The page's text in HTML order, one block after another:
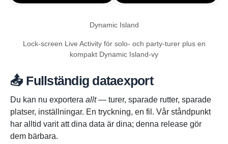
Dynamic Island
Lock-screen Live Activity för solo- och party-turer plus en
kompakt Dynamic Island-vy
📤 Fullständig dataexport
Du kan nu exportera allt— turer, sparade rutter, sparade
platser, inställningar. En tryckning, en fil. Vår ståndpunkt
har alltid varit att dina data är dina; denna release gör
dem bärbara.